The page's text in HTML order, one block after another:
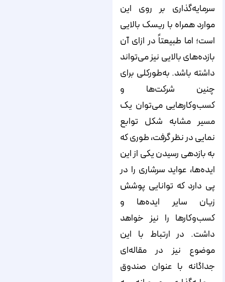
سرمایه‌‌‌‌‌‌‌‌‌‌‌‌‌‌‌‌‌‌‌‌‌‌‌‌‌‌‌‌‌‌‌‌‌‌‌‌‌‌‌‌‌‌‌‌‌‌‌‌‌‌‌‌‌‌‌‌‌‌‌‌‌‌‌‌‌‌‌‌‌‌‌‌‌‌‌‌‌گذاری بر روی این
موارد همراه با ریسک بالایی
است؛ اما طبیعتاً در ازای آن
بازده‌‌‌‌‌‌‌‌‌‌‌‌‌‌‌‌‌‌‌‌‌‌‌‌‌‌‌‌‌‌‌‌‌‌‌‌‌‌‌‌‌‌‌‌‌‌‌‌‌‌‌‌‌‌‌‌‌‌‌‌‌‌‌‌‌‌‌‌‌‌‌‌‌‌‌‌‌های بالایی نیز می‌‌‌‌‌‌‌‌‌‌‌‌‌‌‌‌‌‌‌‌‌‌‌‌‌‌‌‌‌‌‌‌‌‌‌‌‌‌‌‌‌‌‌‌‌‌‌‌‌‌‌‌‌‌‌‌‌‌‌‌‌‌‌‌‌‌‌‌‌‌‌‌‌‌‌‌‌تواند
داشته باشد. به‌طورکلی برای
چنین شرکت‌‌‌‌‌‌‌‌‌‌‌‌‌‌‌‌‌‌‌‌‌‌‌‌‌‌‌‌‌‌‌‌‌‌‌‌‌‌‌‌‌‌‌‌‌‌‌‌‌‌‌‌‌‌‌‌‌‌‌‌‌‌‌‌‌‌‌‌‌‌‌‌‌‌‌‌‌ها و
کسب‌‌‌‌‌‌‌‌‌‌‌‌‌‌‌‌‌‌‌‌‌‌‌‌‌‌‌‌‌‌‌‌‌‌‌‌‌‌‌‌‌‌‌‌‌‌‌‌‌‌‌‌‌‌‌‌‌‌‌‌‌‌‌‌‌‌‌‌‌‌‌‌‌‌‌‌‌وکارهایی می‌‌‌‌‌‌‌‌‌‌‌‌‌‌‌‌‌‌‌‌‌‌‌‌‌‌‌‌‌‌‌‌‌‌‌‌‌‌‌‌‌‌‌‌‌‌‌‌‌‌‌‌‌‌‌‌‌‌‌‌‌‌‌‌‌‌‌‌‌‌‌‌‌‌‌‌‌توان یک
مسیر مشابه شکل توابع
نمایی در نظر گرفت، طوری که
به بازدهی رسیدن یکی از این
ایده‌‌‌‌‌‌‌‌‌‌‌‌‌‌‌‌‌‌‌‌‌‌‌‌‌‌‌‌‌‌‌‌‌‌‌‌‌‌‌‌‌‌‌‌‌‌‌‌‌‌‌‌‌‌‌‌‌‌‌‌‌‌‌‌‌‌‌‌‌‌‌‌‌‌‌‌‌ها، عواید سرشاری را در
پی دارد که توانایی پوشش
زیان سایر ایده‌‌‌‌‌‌‌‌‌‌‌‌‌‌‌‌‌‌‌‌‌‌‌‌‌‌‌‌‌‌‌‌‌‌‌‌‌‌‌‌‌‌‌‌‌‌‌‌‌‌‌‌‌‌‌‌‌‌‌‌‌‌‌‌‌‌‌‌‌‌‌‌‌‌‌‌‌ها و
کسب‌‌‌‌‌‌‌‌‌‌‌‌‌‌‌‌‌‌‌‌‌‌‌‌‌‌‌‌‌‌‌‌‌‌‌‌‌‌‌‌‌‌‌‌‌‌‌‌‌‌‌‌‌‌‌‌‌‌‌‌‌‌‌‌‌‌‌‌‌‌‌‌‌‌‌‌‌وکارها را نیز خواهد
داشت. در ارتباط با این
موضوع نیز در مقاله‌‌‌‌‌‌‌‌‌‌‌‌‌‌‌‌‌‌‌‌‌‌‌‌‌‌‌‌‌‌‌‌‌‌‌‌‌‌‌‌‌‌‌‌‌‌‌‌‌‌‌‌‌‌‌‌‌‌‌‌‌‌‌‌‌‌‌‌‌‌‌‌‌‌‌‌‌ای
جداگانه با عنوان صندوق